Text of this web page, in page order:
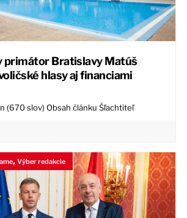
primátor Bratislavy Matúš
hlasy aj financiami
(670 slov) Obsah článku Šľachtiteľ
, Výber redakcie